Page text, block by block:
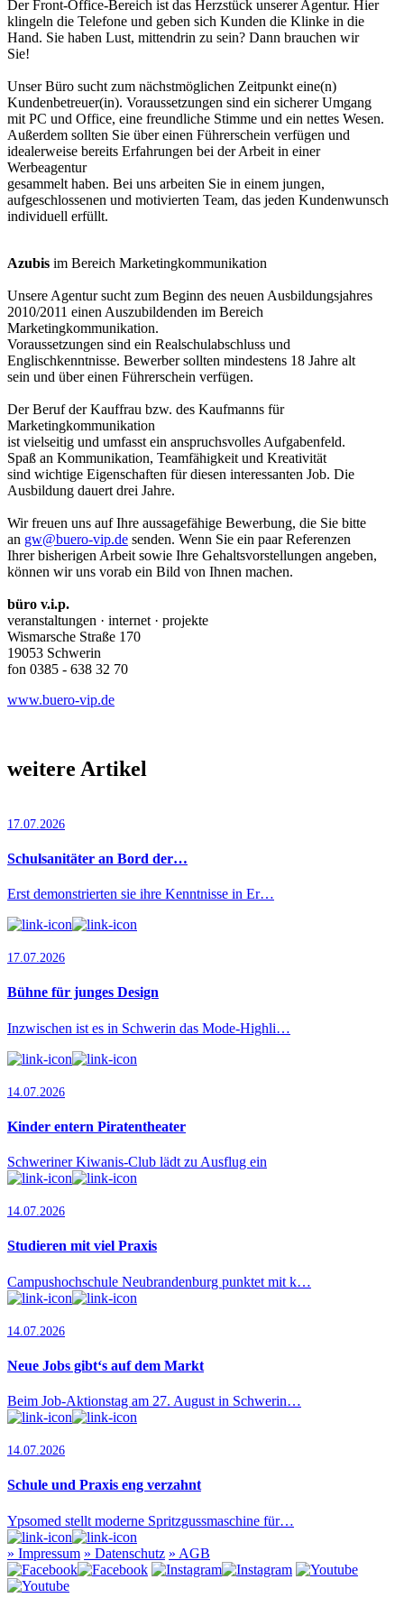
Der Front-Office-Bereich ist das Herzstück unserer Agentur. Hier
klingeln die Telefone und geben sich Kunden die Klinke in die
Hand. Sie haben Lust, mittendrin zu sein? Dann brauchen wir
Sie!
Unser Büro sucht zum nächstmöglichen Zeitpunkt eine(n)
Kundenbetreuer(in). Voraussetzungen sind ein sicherer Umgang
mit PC und Office, eine freundliche Stimme und ein nettes Wesen.
Außerdem sollten Sie über einen Führerschein verfügen und
idealerweise bereits Erfahrungen bei der Arbeit in einer
Werbeagentur
gesammelt haben. Bei uns arbeiten Sie in einem jungen,
aufgeschlossenen und motivierten Team, das jeden Kundenwunsch
individuell erfüllt.
Azubis im Bereich Marketingkommunikation
Unsere Agentur sucht zum Beginn des neuen Ausbildungsjahres
2010/2011 einen Auszubildenden im Bereich
Marketingkommunikation.
Voraussetzungen sind ein Realschulabschluss und
Englischkenntnisse. Bewerber sollten mindestens 18 Jahre alt
sein und über einen Führerschein verfügen.
Der Beruf der Kauffrau bzw. des Kaufmanns für
Marketingkommunikation
ist vielseitig und umfasst ein anspruchsvolles Aufgabenfeld.
Spaß an Kommunikation, Teamfähigkeit und Kreativität
sind wichtige Eigenschaften für diesen interessanten Job. Die
Ausbildung dauert drei Jahre.
Wir freuen uns auf Ihre aussagefähige Bewerbung, die Sie bitte
an gw@buero-vip.de senden. Wenn Sie ein paar Referenzen
Ihrer bisherigen Arbeit sowie Ihre Gehaltsvorstellungen angeben,
können wir uns vorab ein Bild von Ihnen machen.
büro v.i.p.
veranstaltungen · internet · projekte
Wismarsche Straße 170
19053 Schwerin
fon 0385 - 638 32 70
www.buero-vip.de
weitere Artikel
17.07.2026
Schulsanitäter an Bord der…
Erst demonstrierten sie ihre Kenntnisse in Er…
17.07.2026
Bühne für junges Design
Inzwischen ist es in Schwerin das Mode-Highli…
14.07.2026
Kinder entern Piratentheater
Schweriner Kiwanis-Club lädt zu Ausflug ein
14.07.2026
Studieren mit viel Praxis
Campushochschule Neubrandenburg punktet mit k…
14.07.2026
Neue Jobs gibt‘s auf dem Markt
Beim Job-Aktionstag am 27. August in Schwerin…
14.07.2026
Schule und Praxis eng verzahnt
Ypsomed stellt moderne Spritzgussmaschine für…
» Impressum » Datenschutz » AGB